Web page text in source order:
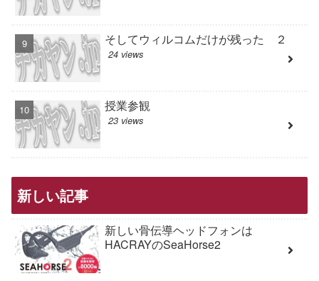
そしてウィルコムだけが残った ２
24 views
授業参観
23 views
新しい記事
新しい骨伝導ヘッドフォンは
HACRAYのSeaHorse2